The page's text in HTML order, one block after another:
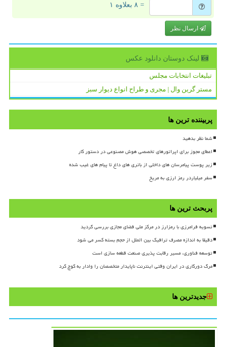
= ۸ بعلاوه ۱
ارسال نظر
لینک دوستان دانلود عكس
تبلیغات انتخابات مجلس
مستر گرین وال | مجری و طراح انواع دیوار سبز
پربیننده ترین ها
شما نظر بدهید
اعطای مجوز برای اپراتورهای تخصصی هوش مصنوعی در دستور کار
زیر پوست پیامرسان های داخلی از باتری های داغ تا پیام های غیب شده
سفر میلیاردر رمز ارزی به مریخ
پربحث ترین ها
تسویه فرامرزی با رمزارز در مرکز ملی فضای مجازی بررسی گردید
دقیقا به اندازه مصرف ترافیک بین الملل از حجم بسته کسر می شود
توسعه فناوری، مسیر رقابت پذیری صنعت قطعه سازی است
مرگ دورکاری در ایران وقتی اینترنت ناپایدار متخصصان را وادار به کوچ کرد
جدیدترین ها